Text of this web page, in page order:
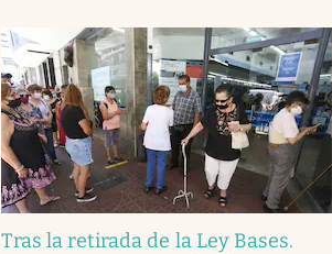
Tras la retirada de la Ley Bases.